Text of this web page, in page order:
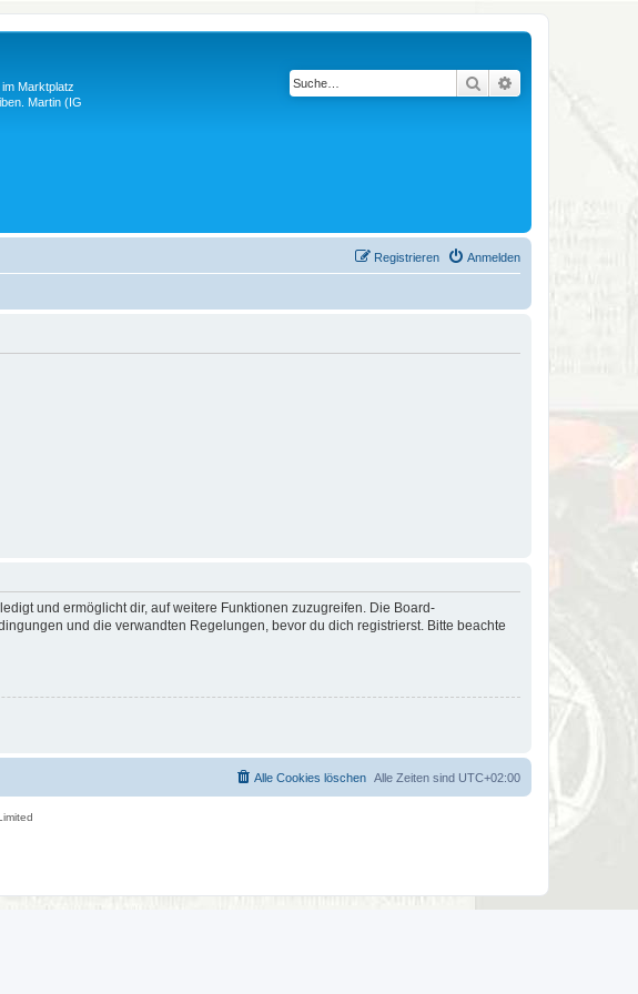
Marktplatz
Martin (IG
Suche Erweiterte Suche
Anmelden
Registrieren
und ermöglicht dir, auf weitere Funktionen zuzugreifen. Die Board-
und die verwandten Regelungen, bevor du dich registrierst. Bitte beachte
Alle Zeiten sind UTC+02:00
Alle Cookies löschen